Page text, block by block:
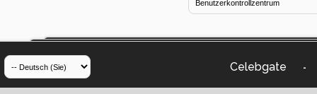
Celebgate -